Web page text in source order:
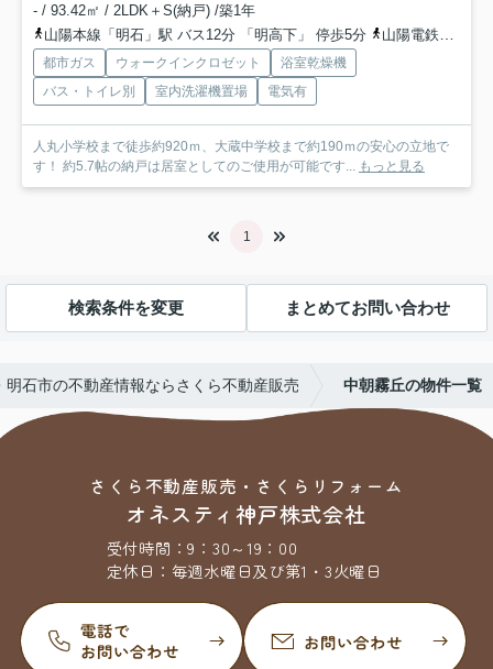
- / 93.42㎡ / 2LDK＋S(納戸) /築1年
山陽本線「明石」駅 バス12分 「明高下」 停歩5分
山陽電鉄本線「大蔵谷」駅 徒歩17分
都市ガス ウォークインクロゼット
浴室乾燥機
バス・トイレ別
室内洗濯機置場 電気有
人丸小学校まで徒歩約920ｍ、大蔵中学校まで約190ｍの安心の立地で
す！ 約5.7帖の納戸は居室としてのご使用が可能です...
もっと見る
1
検索条件を変更 まとめてお問い合わせ
明石市の不動産情報ならさくら不動産販売 中朝霧丘の物件一覧
さくら不動産販売・さくらリフォーム
オネスティ神戸株式会社
受付時間：9：30～19：00
定休日： 毎週水曜日及び第1・3火曜日